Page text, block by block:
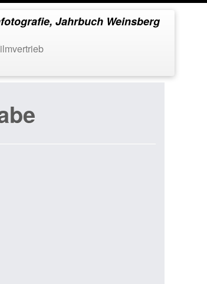
Jahrbuch Weinsberg
Filmvertrieb